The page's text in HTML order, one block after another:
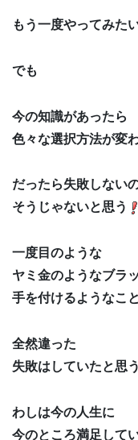
もう一度やってみた
でも
今の知識があったら
色々な選択方法が変
だったら失敗しない
そうじゃないと思う
一度目のような
ヤミ金のようなブラ
手を付けるようなこ
全然違った
失敗はしていたと思
わしは今の人生に
今のところ満足して